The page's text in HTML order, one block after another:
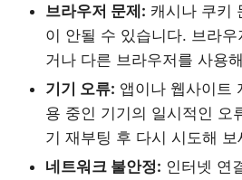
브라우저 문제: 캐시나 쿠키
이 안될 수 있습니다. 브라
거나 다른 브라우저를 사용
기기 오류: 앱이나 웹사이트
용 중인 기기의 일시적인 오
기 재부팅 후 다시 시도해 보
네트워크 불안정: 인터넷 연